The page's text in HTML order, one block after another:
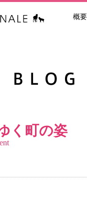
中之条ビエ
概要
く町の姿